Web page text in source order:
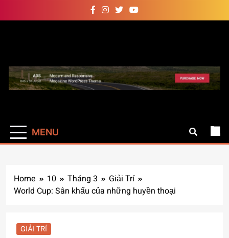
to
Auto Pro
hơn
MENU
Home 10 Tháng 3
Giải Trí
World Cup: Sân khấu của những huyền thoại
GIẢI TRÍ